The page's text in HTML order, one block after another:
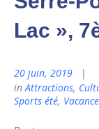
Lac »,
20 juin, 2019
inAttractions,
Sports été,